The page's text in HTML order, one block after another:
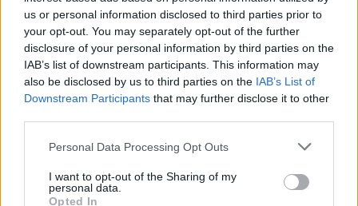
us or personal information disclosed to third parties prior to
your opt-out. You may separately opt-out of the further
disclosure of your personal information by third parties on the
IAB’s list of downstream participants. This information may
also be disclosed by us to third parties on the IAB’s List of
Downstream Participants that may further disclose it to other
Personal Data Processing Opt Outs
I want to opt-out of the Sharing of my
personal data.
Opted In